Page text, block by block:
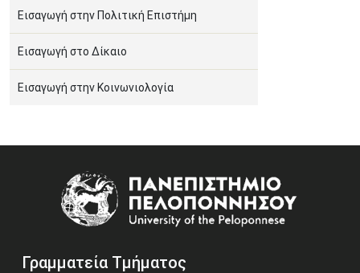
Εισαγωγή στην Πολιτική Επιστήμη
Εισαγωγή στο Δίκαιο
Εισαγωγή στην Κοινωνιολογία
Γραμματεία Τμήματος